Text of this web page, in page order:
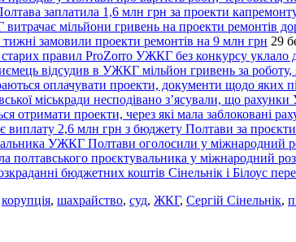
заплатила 1,6 млн грн за проекти
мільйони гривень на проекти ремонтів
тижні замовили проекти ремонтів на 9 млн грн 29
старих правил ProZorro УЖКГ без конкурсу уклало
відсудив в УЖКГ мільйон гривень за роботу,
оплачувати проекти, документи щодо яких
міськради несподівано з’ясували, що
отримати проекти, через які мала заблоковані
виплату 2,6 млн грн з бюджету Полтави за
УЖКГ Полтави оголосили у міжнародний
полтавського проєктувальника у міжнародний
бюджетних коштів Сінельнік і Білоус
корупція, шахрайство, суд, ЖКГ, Сергій Сінельнік,